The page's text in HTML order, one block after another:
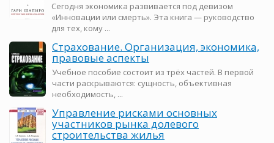
Сегодня экономика развивается под девизом
«Инновации или смерть». Эта книга — руководство
для тех, кому ...
Страхование. Организация, экономика,
правовые аспекты
Учебное пособие состоит из трёх частей. В первой
части раскрываются: сущность, объективная
необходимость, ...
Управление рисками основных
участников рынка долевого
строительства жилья